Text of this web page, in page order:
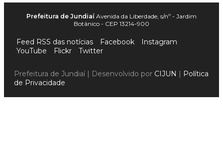
Prefeitura de Jundiaí Avenida da Liberdade, s/nº - Jardim
Botânico - CEP 13214-900
Feed RSS das notícias Facebook
Instagram
YouTube
Flickr Twitter
Prefeitura de Jundiaí | Desenvolvido por CIJUN | Política
de Privacidade